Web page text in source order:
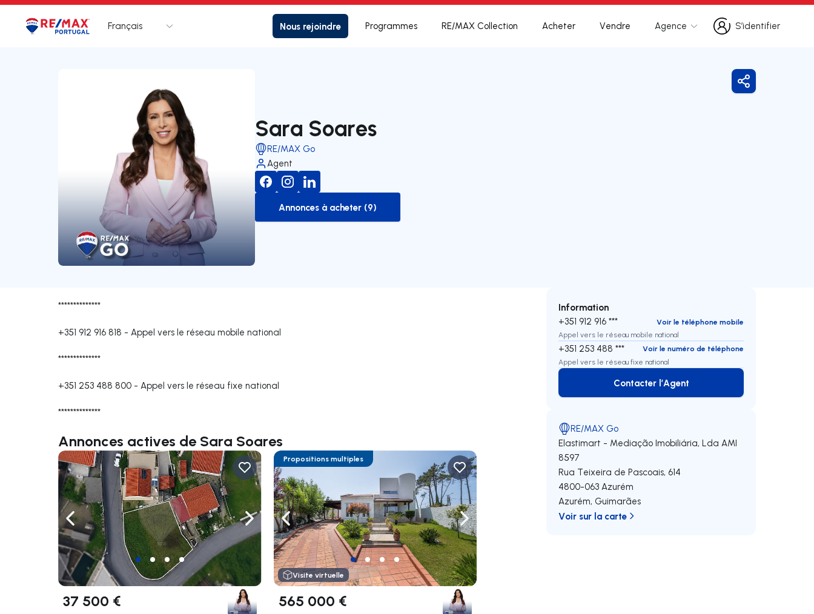
Logo Aller à la page d’accueil
Français Nous rejoindre Programmes RE/MAX Collection Acheter Vendre Agence
S’identifier
S’identifier
Sara Soares
RE/MAX Go
Agent
to-buy-listing
Annonces à acheter (9)
Partager
**************
+351 912 916 818 - Appel vers le réseau mobile national
**************
+351 253 488 800 - Appel vers le réseau fixe national
**************
Annonces actives de Sara Soares
Naviguer vers la gauche Naviguer vers la droite
37 500 €
Naviguer vers la gauche Naviguer vers la droite
Propositions multiples
Visite virtuelle
565 000 €
Information
+351 912 916 ***
Voir le téléphone mobile
Appel vers le réseau mobile national
+351 253 488 ***
Voir le numéro de téléphone
Appel vers le réseau fixe national
Contacter l’Agent
Contacter l’Agent
RE/MAX Go
Elastimart - Mediação Imobiliária, Lda AMI
8597
Rua Teixeira de Pascoais, 614
4800-063 Azurém
Azurém, Guimarães
Voir sur la carte